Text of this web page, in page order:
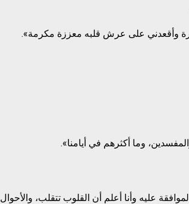
وأقعدني على عرش قلبه معززة مكرمة».
وما أكثرهم في أيامنا».
عليه وأنا أعلم أن القلوب تتقلب، والأحوال